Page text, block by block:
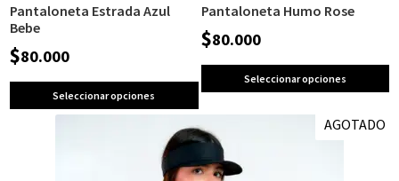
Pantaloneta Estrada Azul
Bebe
$80.000
Seleccionar opciones
Pantaloneta Humo Rose
$80.000
Seleccionar opciones
AGOTADO